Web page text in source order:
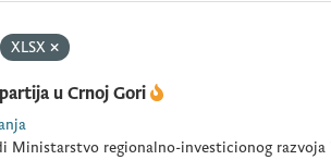
XLSX
u Crnoj Gori
regionalno-investicionog razvoja